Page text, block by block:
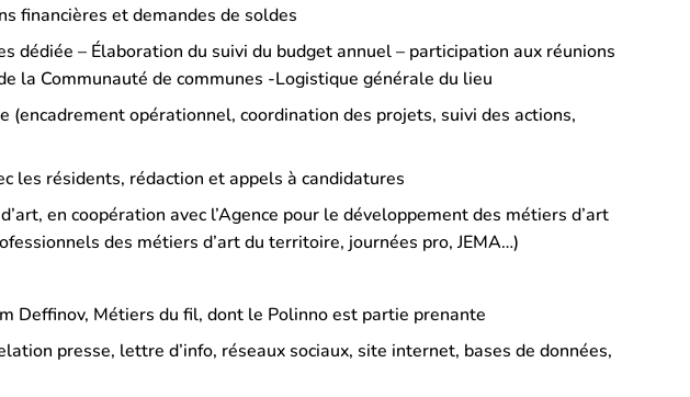
financières et demandes de soldes
dédiée – Élaboration du suivi du budget annuel – participation aux réunions
la Communauté de communes -Logistique générale du lieu
(encadrement opérationnel, coordination des projets, suivi des actions,
les résidents, rédaction et appels à candidatures
en coopération avec l’Agence pour le développement des métiers d’art
des métiers d’art du territoire, journées pro, JEMA…)
Deffinov, Métiers du fil, dont le Polinno est partie prenante
presse, lettre d’info, réseaux sociaux, site internet, bases de données,